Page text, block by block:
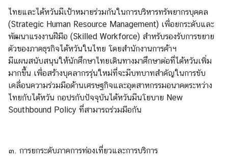
ล
ะ
กิ
จ
ก
ร
ร
ม
|
w
ไทยและไต้หวันมีเป้าหมายร่วมกันในการบริหารทรัพยากรบุคคล
(Strategic Human Resource Management) เพื่อยกระดับและ
พัฒนาแรงงานฝีมือ (Skilled Workforce) สำหรับรองรับการขยาย
ตัวของภาคธุรกิจไต้หวันในไทย โดยสำนักงานการค้าฯ
มีแผนสนับสนุนให้นักศึกษาไทยเดินทางมาศึกษาต่อที่ไต้หวันเพิ่ม
มากขึ้น เพื่อสร้างบุคลากรรุ่นใหม่ที่จะมีบทบาทสำคัญในการขับ
เคลื่อนความร่วมมือด้านเศรษฐกิจและอุตสาหกรรมอนาคตระหว่าง
ไทยกับไต้หวัน กอปรกับปัจจุบันไต้หวันมีนโยบาย New
Southbound Policy ที่สามารถร่วมมือกัน
๓. การยกระดับภาคการท่องเที่ยวและการบริการ